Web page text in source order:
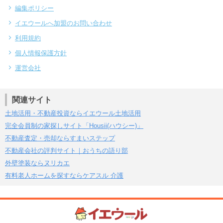
編集ポリシー
イエウールへ加盟のお問い合わせ
利用規約
個人情報保護方針
運営会社
関連サイト
土地活用・不動産投資ならイエウール土地活用
完全会員制の家探しサイト「Housii(ハウシー)」
不動産査定・売却ならすまいステップ
不動産会社の評判サイト｜おうちの語り部
外壁塗装ならヌリカエ
有料老人ホームを探すならケアスル 介護